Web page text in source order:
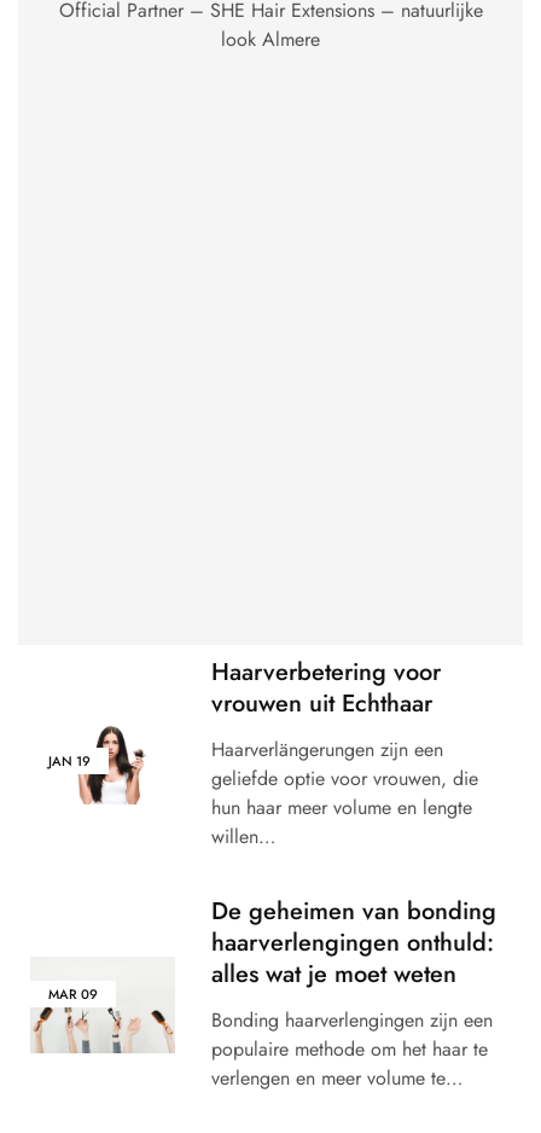
Official Partner – SHE Hair Extensions – natuurlijke
look Almere
JAN 19
Haarverbetering voor
vrouwen uit Echthaar
Haarverlängerungen zijn een
geliefde optie voor vrouwen, die
hun haar meer volume en lengte
willen…
MAR09
De geheimen van bonding
haarverlengingen onthuld:
alles wat je moet weten
Bonding haarverlengingen zijn een
populaire methode om het haar te
verlengen en meer volume te…